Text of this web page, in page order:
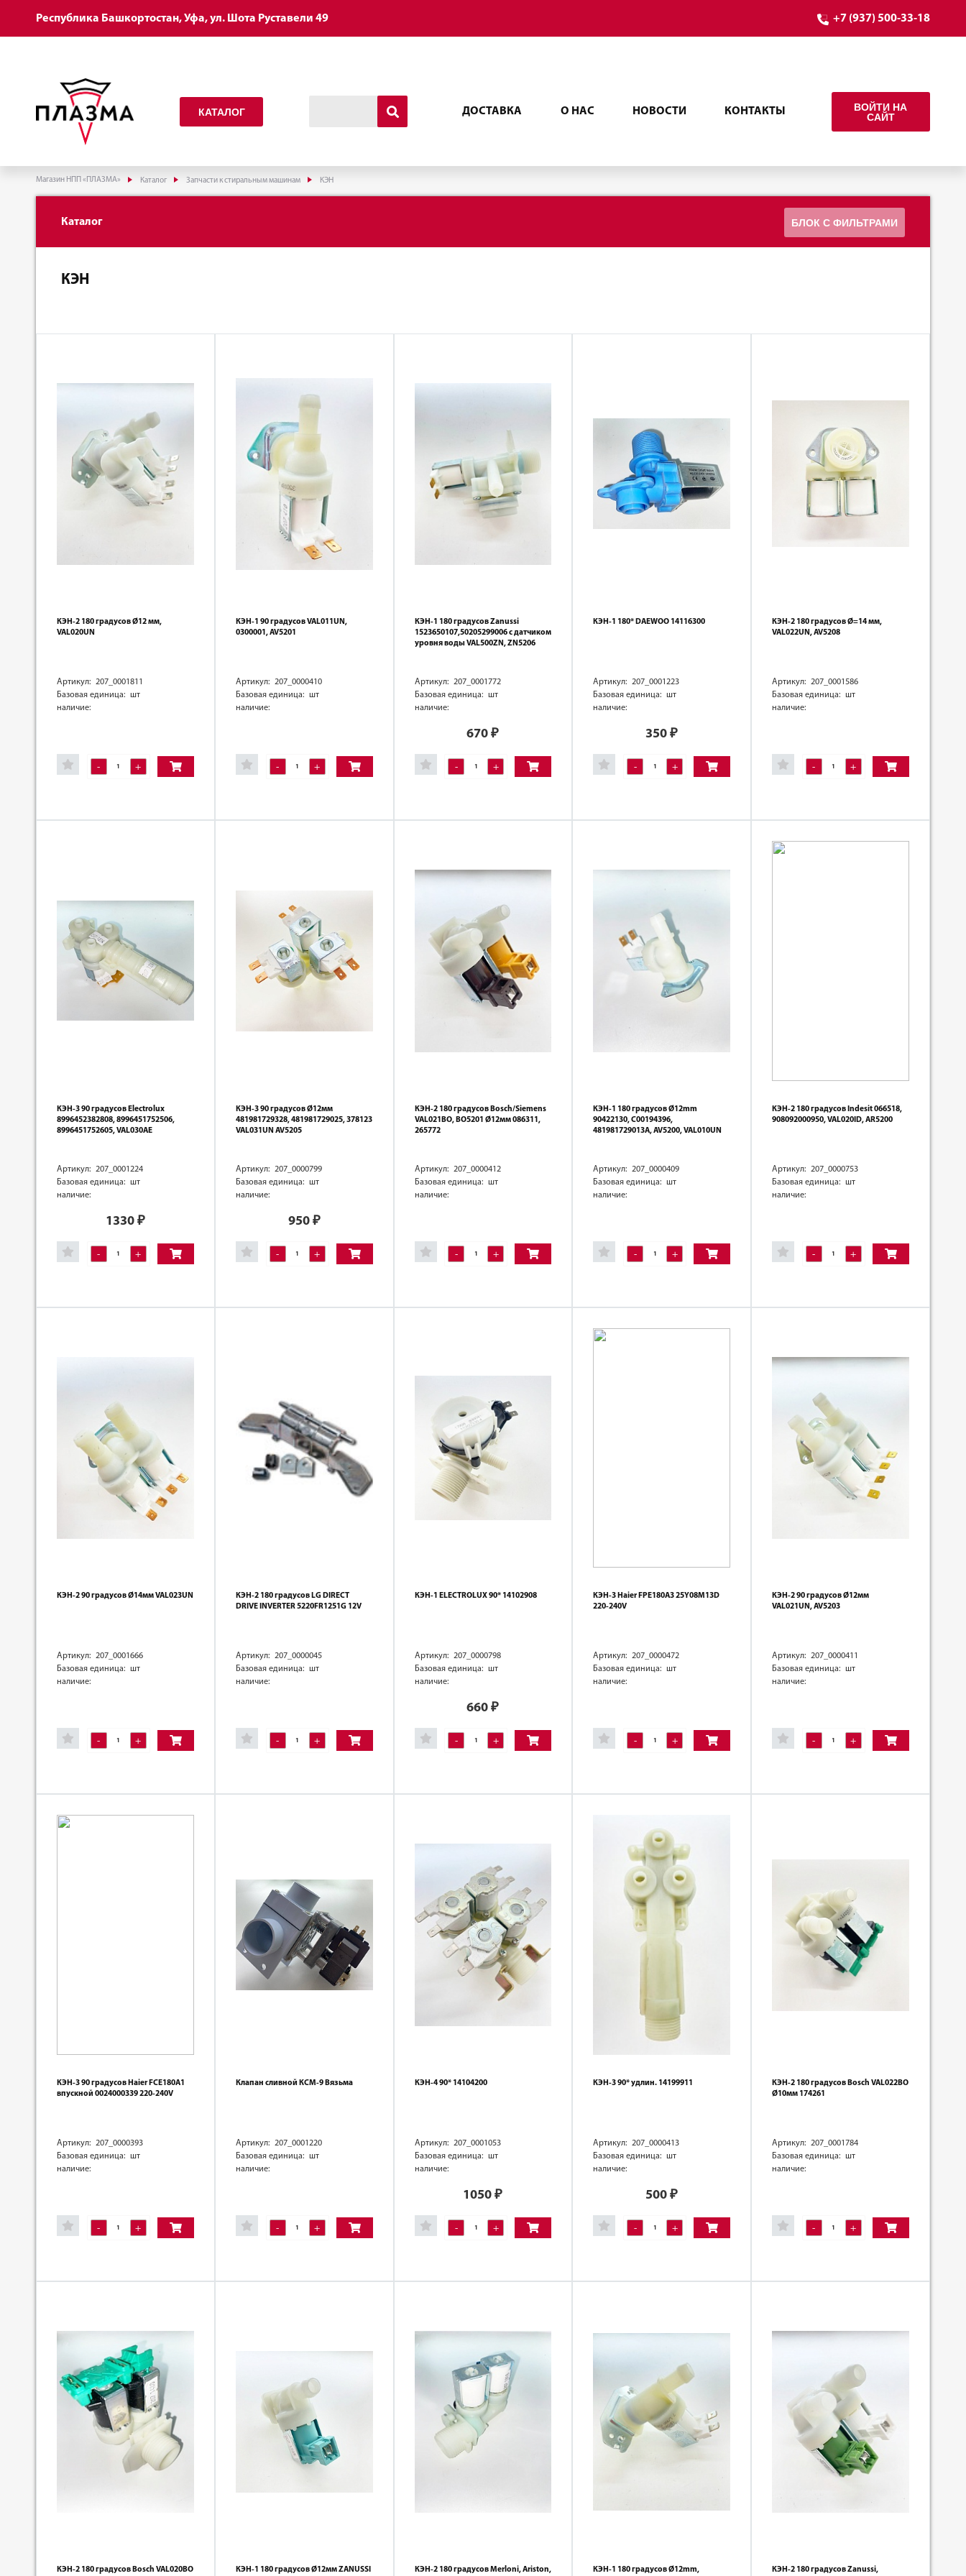
Республика Башкортостан, Уфа, ул. Шота Руставели 49 +7 (937) 500-33-18
КАТАЛОГ ДОСТАВКА О НАС НОВОСТИ КОНТАКТЫ
ВОЙТИ НА
САЙТ
Магазин НПП «ПЛАЗМА» Каталог Запчасти к стиральным машинам КЭН
Каталог БЛОК С ФИЛЬТРАМИ
КЭН
КЭН-2 180 градусов Ø12 мм,
VAL020UN
Артикул: 207_0001811
Базовая единица: шт
наличие:
- +
КЭН-1 90 градусов VAL011UN,
0300001, AV5201
Артикул: 207_0000410
Базовая единица: шт
наличие:
- +
КЭН-1 180 градусов Zanussi
1523650107,50205299006 с датчиком
уровня воды VAL500ZN, ZN5206
Артикул: 207_0001772
Базовая единица: шт
наличие:
670 ₽
- +
КЭН-1 180* DAEWOO 14116300
Артикул: 207_0001223
Базовая единица: шт
наличие:
350 ₽
- +
КЭН-2 180 градусов Ø=14 мм,
VAL022UN, AV5208
Артикул: 207_0001586
Базовая единица: шт
наличие:
- +
КЭН-3 90 градусов Electrolux
8996452382808, 8996451752506,
8996451752605, VAL030AE
Артикул: 207_0001224
Базовая единица: шт
наличие:
1330₽
- +
КЭН-3 90 градусов Ø12мм
481981729328, 481981729025, 378123
VAL031UN AV5205
Артикул: 207_0000799
Базовая единица: шт
наличие:
950₽
- +
КЭН-2 180 градусов Bosch/Siemens
VAL021BO, BO5201 Ø12мм 086311,
265772
Артикул: 207_0000412
Базовая единица: шт
наличие:
- +
КЭН-1 180 градусов Ø12mm
90422130, C00194396,
481981729013A, AV5200, VAL010UN
Артикул: 207_0000409
Базовая единица: шт
наличие:
- +
КЭН-2 180 градусов Indesit 066518,
908092000950, VAL020ID, AR5200
Артикул: 207_0000753
Базовая единица: шт
наличие:
- +
КЭН-2 90 градусов Ø14мм VAL023UN
Артикул: 207_0001666
Базовая единица: шт
наличие:
- +
КЭН-2 180 градусов LG DIRECT
DRIVE INVERTER 5220FR1251G 12V
Артикул: 207_0000045
Базовая единица: шт
наличие:
- +
КЭН-1 ELECTROLUX 90* 14102908
Артикул: 207_0000798
Базовая единица: шт
наличие:
660 ₽
- +
КЭН-3 Haier FPE180A3 25Y08M13D
220-240V
Артикул: 207_0000472
Базовая единица: шт
наличие:
- +
КЭН-2 90 градусов Ø12мм
VAL021UN, AV5203
Артикул: 207_0000411
Базовая единица: шт
наличие:
- +
КЭН-3 90 градусов Haier FCE180A1
впускной 0024000339 220-240V
Артикул: 207_0000393
Базовая единица: шт
наличие:
- +
Клапан сливной КСМ-9 Вязьма
Артикул: 207_0001220
Базовая единица: шт
наличие:
- +
КЭН-4 90* 14104200
Артикул: 207_0001053
Базовая единица: шт
наличие:
1050 ₽
- +
КЭН-3 90* удлин. 14199911
Артикул: 207_0000413
Базовая единица: шт
наличие:
500 ₽
- +
КЭН-2 180 градусов Bosch VAL022BO
Ø10мм 174261
Артикул: 207_0001784
Базовая единица: шт
наличие:
- +
КЭН-2 180 градусов Bosch VAL020BO КЭН-1 180 градусов Ø12мм ZANUSSI КЭН-2 180 градусов Merloni, Ariston, КЭН-1 180 градусов Ø12mm, КЭН-2 180 градусов Zanussi,